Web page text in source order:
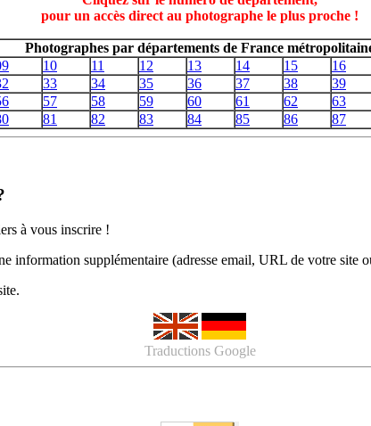
pour un accès direct au photographe le plus proche !
Photographes par départements de France
10 11 12 13 14 15 16
33 34 35 36 37 38 39
57 58 59 60 61 62 63
81 82 83 84 85 86 87
à vous inscrire !
information supplémentaire (adresse email, URL de votre site
Traductions Google